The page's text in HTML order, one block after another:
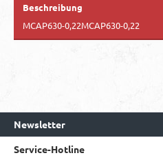
Beschreibung
MCAP630-0,22MCAP630-0,22
Newsletter
Service-Hotline